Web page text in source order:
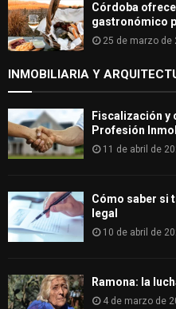
Córdoba
gastronómico
25 de marzo de
INMOBILIARIA Y
Fiscalización y
Profesión
11 de abril de
Cómo saber si
legal
10 de abril de
Ramona: la
4 de marzo de